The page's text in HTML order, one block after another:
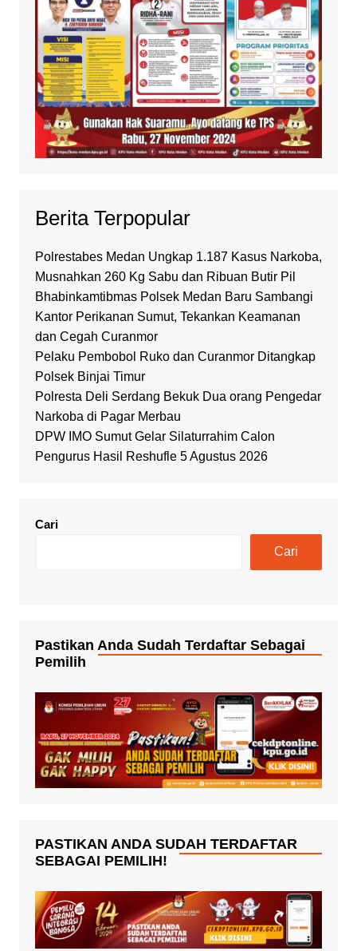
Berita Terpopular
Polrestabes Medan Ungkap 1.187 Kasus Narkoba,
Musnahkan 260 Kg Sabu dan Ribuan Butir Pil
Bhabinkamtibmas Polsek Medan Baru Sambangi
Kantor Perikanan Sumut, Tekankan Keamanan
dan Cegah Curanmor
Pelaku Pembobol Ruko dan Curanmor Ditangkap
Polsek Binjai Timur
Polresta Deli Serdang Bekuk Dua orang Pengedar
Narkoba di Pagar Merbau
DPW IMO Sumut Gelar Silaturrahim Calon
Pengurus Hasil Reshufle 5 Agustus 2026
Cari
Cari
Pastikan Anda Sudah Terdaftar Sebagai
Pemilih
PASTIKAN ANDA SUDAH TERDAFTAR
SEBAGAI PEMILIH!